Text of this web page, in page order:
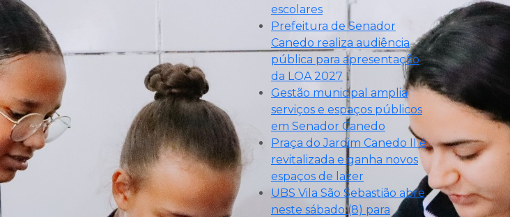
escolares
Prefeitura de Senador
Canedo realiza audiência
pública para apresentação
da LOA 2027
Gestão municipal amplia
serviços e espaços públicos
em Senador Canedo
Praça do Jardim Canedo II é
revitalizada e ganha novos
espaços de lazer
UBS Vila São Sebastião abre
neste sábado (8) para